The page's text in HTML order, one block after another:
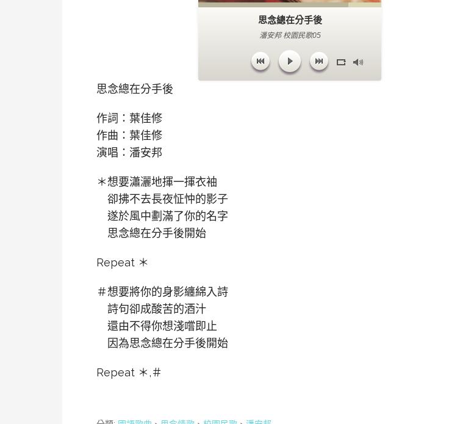
思念總在分手後
潘安邦 校園民歌05
思念總在分手後
作詞：葉佳修
作曲：葉佳修
演唱：潘安邦
＊想要瀟灑地揮一揮衣袖
卻拂不去長夜怔忡的影子
遂於風中劃滿了你的名字
思念總在分手後開始
Repeat ＊
＃想要將你的身影纏綿入詩
詩句卻成酸苦的酒汁
還由不得你想淺嚐即止
因為思念總在分手後開始
Repeat ＊,＃